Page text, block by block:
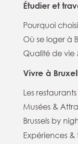
Étudier et
Pourquoi
Où se loger à
Qualité de vie
Vivre à
Les
Musées &
Brussels by
Expériences